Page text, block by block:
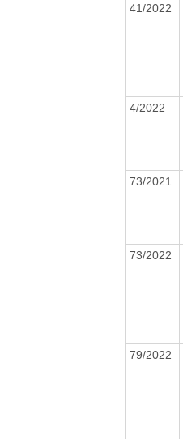
41/2022
4/2022
73/2021
73/2022
79/2022